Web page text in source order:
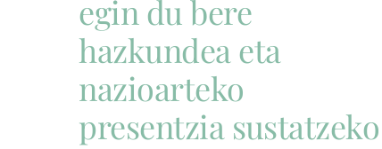
egin du bere
hazkundea eta
nazioarteko
presentzia sustatzeko